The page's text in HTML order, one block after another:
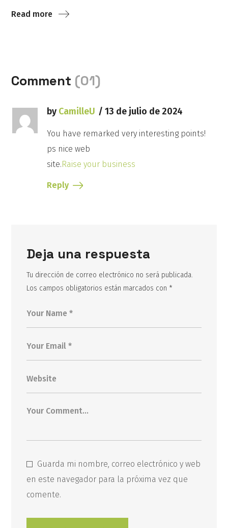
Read more
Comment (01)
by CamilleU 13 de julio de 2024
You have remarked very interesting points!
ps nice web
site.Raise your business
Reply
Deja una respuesta
Tu dirección de correo electrónico no será publicada.
Los campos obligatorios están marcados con *
Guarda mi nombre, correo electrónico y web
en este navegador para la próxima vez que
comente.